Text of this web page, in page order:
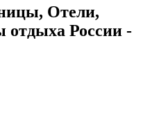
Отели,
России -